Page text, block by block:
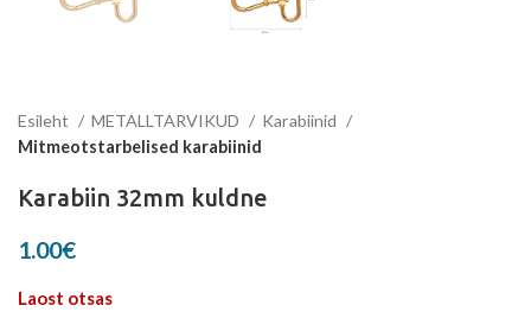
Esileht METALLTARVIKUD
Karabiinid
Mitmeotstarbelised karabiinid
Karabiin 32mm kuldne
1.00€
Laost otsas